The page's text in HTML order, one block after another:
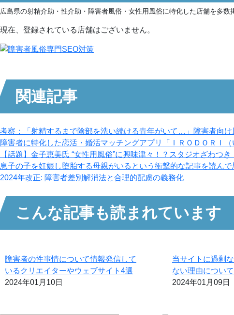
広島県の射精介助・性介助・障害者風俗・女性用風俗に特化した店舗を多
現在、登録されている店舗はございません。
関連記事
考察：「射精するまで陰部を洗い続ける青年がいて…」障害者向
障害者に特化した恋活・婚活マッチングアプリ「ＩＲＯＤＯＲＩ（
【話題】金子恵美氏 “女性用風俗”に興味津々！？スタジオざわつ
息子の子を妊娠し堕胎する母親がいるという衝撃的な記事を読んで
2024年改正: 障害者差別解消法と合理的配慮の義務化
こんな記事も読まれています
障害者の性事情について情報発信して
いるクリエイターやウェブサイト4選
2024年01月10日
当サイトに過剰
ない理由について
2024年01月09日